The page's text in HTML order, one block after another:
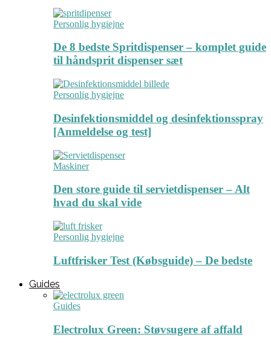
Personlig hygiejne
De 8 bedste Spritdispenser – komplet guide
til håndsprit dispenser sæt
Personlig hygiejne
Desinfektionsmiddel og desinfektionsspray
[Anmeldelse og test]
Maskiner
Den store guide til servietdispenser – Alt
hvad du skal vide
Personlig hygiejne
Luftfrisker Test (Købsguide) – De bedste
Guides
Guides
Electrolux Green: Støvsugere af affald